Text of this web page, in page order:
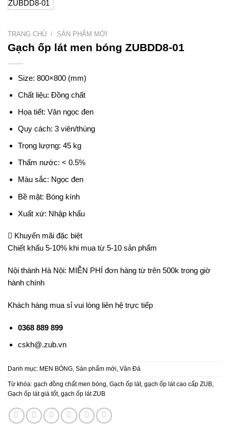
TRANG CHỦ / SẢN PHẨM MỚI
Gạch ốp lát men bóng ZUBDD8-01
Size: 800×800 (mm)
Chất liệu: Đồng chất
Họa tiết: Vân ngọc đen
Quy cách: 3 viên/thùng
Trọng lượng: 45 kg
Thấm nước: < 0.5%
Màu sắc: Ngọc đen
Bề mặt: Bóng kính
Xuất xứ: Nhập khẩu
Khuyến mãi đặc biệt
Chiết khấu 5-10% khi mua từ 5-10 sản phẩm
Nội thành Hà Nội: MIỄN PHÍ đơn hàng từ trên 500k trong giờ
hành chính
Khách hàng mua sỉ vui lòng liên hệ trực tiếp
0368 889 899
cskh@.zub.vn
Danh mục: MEN BÓNG Sản phẩm mới Vân Đá
Từ khóa: gạch đồng chất men bóng Gạch ốp lát, gạch ốp lát cao cấp ZUB
Gạch ốp lát giá tốt, gạch ốp lát ZUB